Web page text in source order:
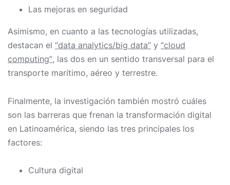
Las mejoras en seguridad
Asimismo, en cuanto a las tecnologías utilizadas,
destacan el “data analytics/big data” y “cloud
computing”, las dos en un sentido transversal para el
transporte marítimo, aéreo y terrestre.
Finalmente, la investigación también mostró cuáles
son las barreras que frenan la transformación digital
en Latinoamérica, siendo las tres principales los
factores:
Cultura digital